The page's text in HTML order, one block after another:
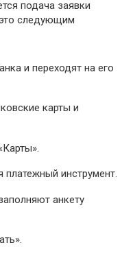
подача заявки
следующим
и переходят на его
карты и
инструмент.
анкету